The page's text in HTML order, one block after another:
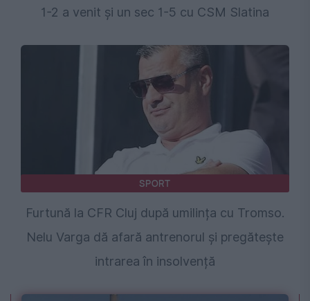
1-2 a venit și un sec 1-5 cu CSM Slatina
SPORT
Furtună la CFR Cluj după umilința cu Tromso.
Nelu Varga dă afară antrenorul și pregătește
intrarea în insolvență